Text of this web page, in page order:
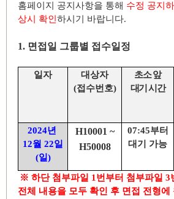
홈페이지 공지사항을 통해 수정 공지
상시 확인 하시기 바랍니다.
1. 면접일 그룹별 접수일정
일자
대상자
(접수번호)
초소 앞
대기 시간
2024년
12월 22일
(일)
H10001 ~
H50008
07:45부터
대기 가능
※ 하단 첨부파일 1 번부터 첨부파일 3
전체 내용을 모두 확인 후 면접 전형에